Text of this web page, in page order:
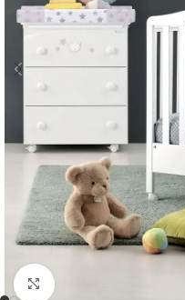
Clicca per ingrandire